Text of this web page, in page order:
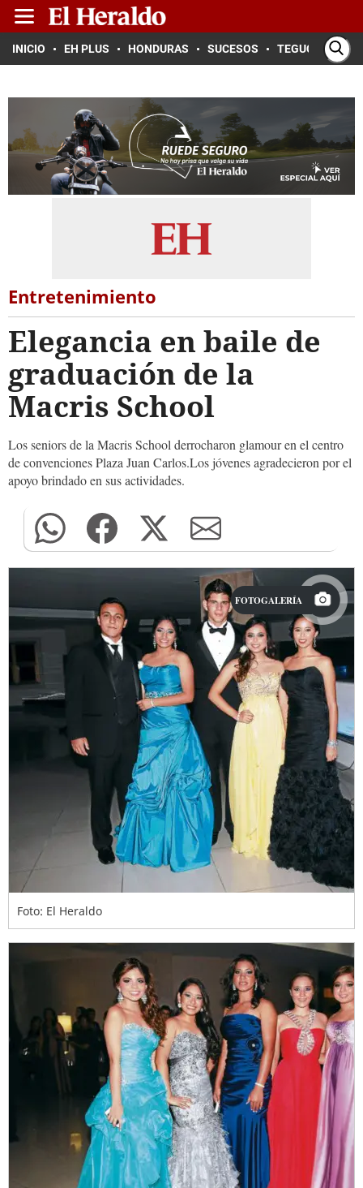
INICIO EH PLUS HONDURAS SUCESOS TEGUCIGALPA
Entretenimiento
Elegancia en baile de
graduación de la
Macris School
Los seniors de la Macris School derrocharon glamour en el centro
de convenciones Plaza Juan Carlos.Los jóvenes agradecieron por el
apoyo brindado en sus actividades.
FOTOGALERÍA
Foto: El Heraldo